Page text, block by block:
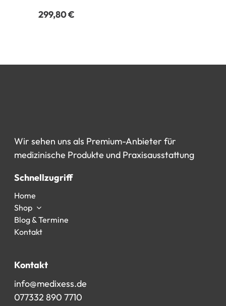
299,80€
Wir sehen uns als Premium-Anbieter für
medizinische Produkte und Praxisausstattung
Schnellzugriff
Home
Shop
Blog & Termine
Kontakt
Kontakt
info@medixess.de
077332 890 7710